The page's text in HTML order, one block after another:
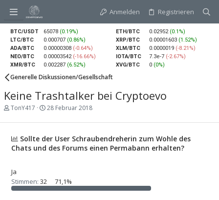
Anmelden Registrieren
BTC/USDT 65078 (0.19%) ETH/BTC 0.02952 (0.1%)
LTC/BTC
0.000707 (0.86%) XRP/BTC 0.00001603 (1.52%)
ADA/BTC
0.00000308 (-0.64%) XLM/BTC 0.0000019 (-8.21%)
NEO/BTC
0.00003542 (-16.66%) IOTA/BTC 7.3e-7 (-2.67%)
XMR/BTC
0.002287 (6.52%) XVG/BTC 0 (0%)
Generelle Diskussionen/Gesellschaft
Keine Trashtalker bei Cryptoevo
E
s
e
r
TonY417
E
s
e
28 Februar 2018
Sollte der User Schraubendreherin zum Wohle des
Chats und des Forums einen Permabann erhalten?
Ja
Stimmen: 32 71,1%